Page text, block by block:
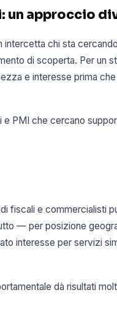
un approccio
intercetta chi sta cercando
di scoperta. Per un
e interesse prima che
e PMI che cercano
fiscali e commercialisti
— per posizione
interesse per servizi
dà risultati